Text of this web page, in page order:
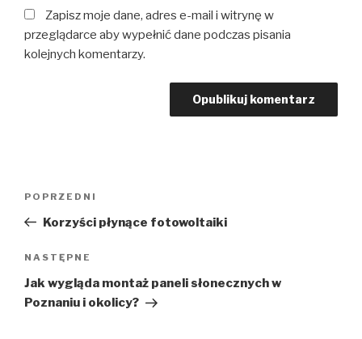
Zapisz moje dane, adres e-mail i witrynę w
przeglądarce aby wypełnić dane podczas pisania
kolejnych komentarzy.
POPRZEDNI
Korzyści płynące fotowoltaiki
NASTĘPNE
Jak wygląda montaż paneli słonecznych w
Poznaniu i okolicy?